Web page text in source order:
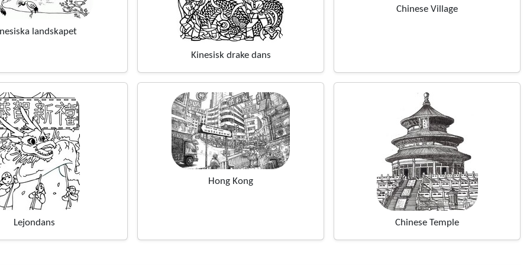
landskapet
Kinesisk drake dans
Chinese Village
Lejondans
Hong Kong
Chinese Temple